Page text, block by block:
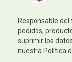
Responsable
pedidos,
suprimir los
nuestra Política